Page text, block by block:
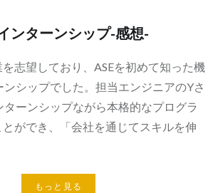
ンターンシップ-感想-
志望しており、ASEを初めて知った機
シップでした。担当エンジニアのYさ
ターンシップながら本格的なプログラ
とができ、「会社を通じてスキルを伸
もっと見る